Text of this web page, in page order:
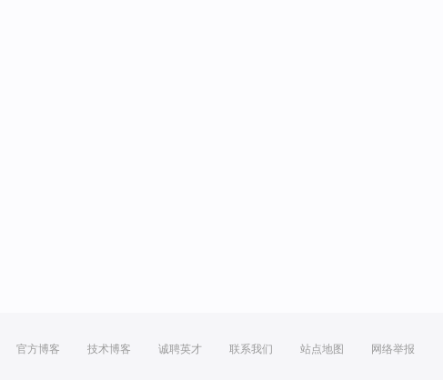
官方博客 技术博客 诚聘英才 联系我们 站点地图 网络举报